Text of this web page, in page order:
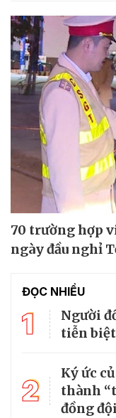
70 trường hợp
ngày đầu nghỉ
ĐỌC NHIỀU
1
Người
tiễn biệt
2
Ký ức
thành
đồng đội